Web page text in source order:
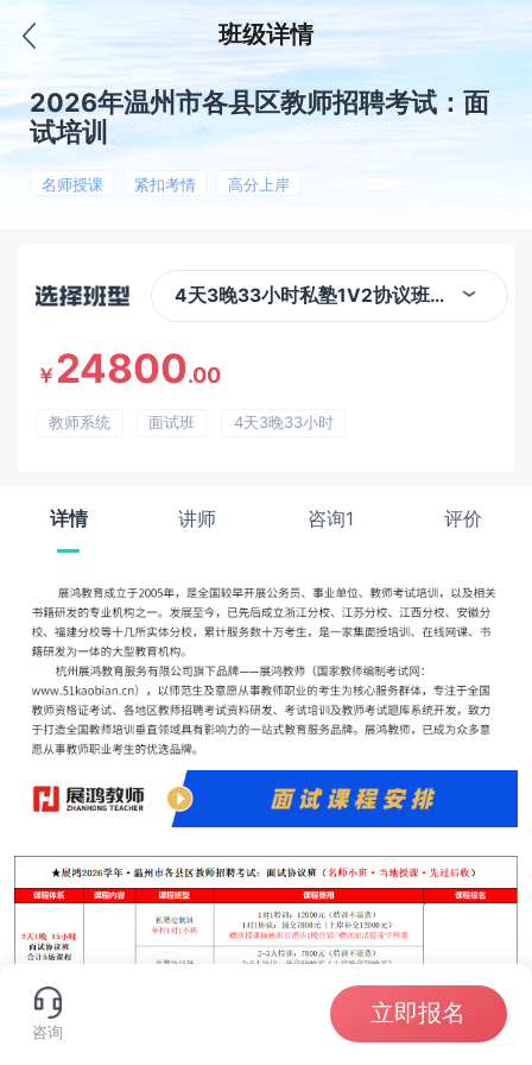
班级详情
2026年温州市各县区教师招聘考试：面
试培训
名师授课 紧扣考情 高分上岸
4天3晚33小时私塾1V2协议班（温州）
￥ 24800.00
教师系统 面试班 4天3晚33小时
详情 讲师 咨询1 评价
咨询
立即报名